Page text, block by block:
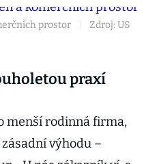
prostor
Zdroj: US
praxí
menší rodinná firma,
výhodu –